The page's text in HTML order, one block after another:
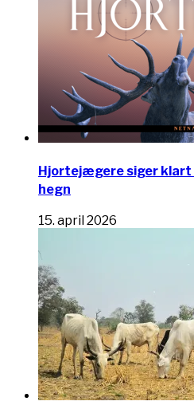
Hjortejægere siger klart
hegn
15. april 2026